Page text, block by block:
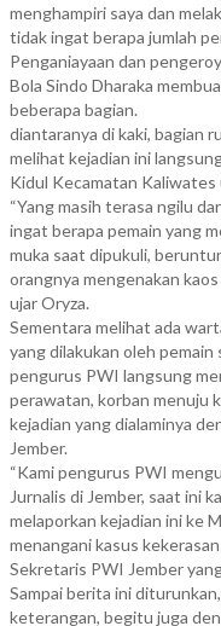
menghampiri saya dan
tidak ingat berapa jumlah
Penganiayaan dan
Bola Sindo Dharaka
beberapa bagian.
diantaranya di kaki, bagian
melihat kejadian ini
Kidul Kecamatan
“Yang masih terasa ngilu
ingat berapa pemain yang
muka saat dipukuli,
orangnya mengenakan
ujar Oryza.
Sementara melihat ada
yang dilakukan oleh pemain
pengurus PWI langsung
perawatan, korban menuju
kejadian yang dialaminya
Jember.
“Kami pengurus PWI
Jurnalis di Jember, saat ini
melaporkan kejadian ini ke
menangani kasus
Sekretaris PWI Jember
Sampai berita ini
keterangan, begitu juga